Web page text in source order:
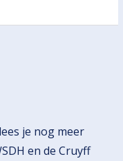
je nog meer
en de Cruyff